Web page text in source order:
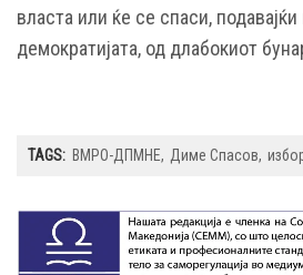
власта или ќе се спаси, подавајќи
демократијата, од длабокиот
TAGS: ВМРО-ДПМНЕ Диме Спасов